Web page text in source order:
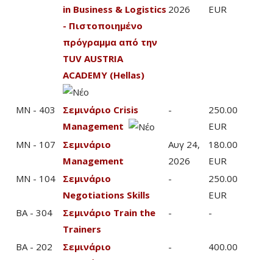
in Business & Logistics
- Πιστοποιημένο
πρόγραμμα από την
TUV AUSTRIA
ACADEMY (Hellas)
2026
EUR
MN - 403
Σεμινάριο Crisis
Management
-
250.00
EUR
MN - 107
Σεμινάριο
Management
Αυγ 24,
2026
180.00
EUR
MN - 104
Σεμινάριο
Negotiations Skills
-
250.00
EUR
BA - 304
Σεμινάριο Train the
Trainers
- -
BA - 202
Σεμινάριο
-
400.00